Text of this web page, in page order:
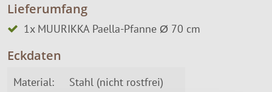
Lieferumfang
1x MUURIKKA Paella-Pfanne Ø 70 cm
Eckdaten
Material: Stahl (nicht rostfrei)